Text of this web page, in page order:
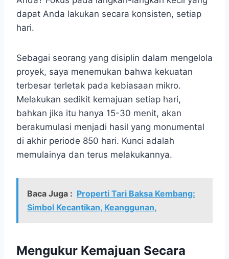
dapat Anda lakukan secara konsisten, setiap
hari.
Sebagai seorang yang disiplin dalam mengelola
proyek, saya menemukan bahwa kekuatan
terbesar terletak pada kebiasaan mikro.
Melakukan sedikit kemajuan setiap hari,
bahkan jika itu hanya 15-30 menit, akan
berakumulasi menjadi hasil yang monumental
di akhir periode 850 hari. Kunci adalah
memulainya dan terus melakukannya.
Baca Juga : Properti Tari Baksa Kembang:
Simbol Kecantikan, Keanggunan,
Mengukur Kemajuan Secara